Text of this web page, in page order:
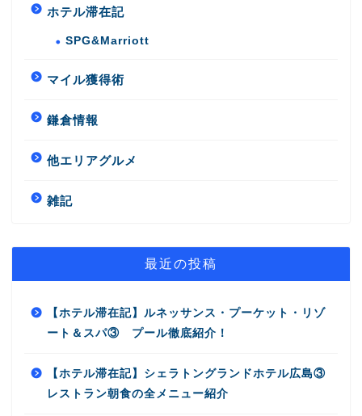
ホテル滞在記
SPG&Marriott
マイル獲得術
鎌倉情報
他エリアグルメ
雑記
最近の投稿
【ホテル滞在記】ルネッサンス・プーケット・リゾ
ート＆スパ③ プール徹底紹介！
【ホテル滞在記】シェラトングランドホテル広島③
レストラン朝食の全メニュー紹介